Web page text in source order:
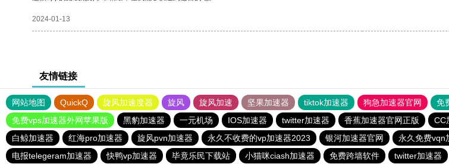
2024-01-13
友情链接
网站地图 QuickQ 旋风加速度器 旋风 旋风加速 坚果加速器 tiktok加速器 狗急加速器官网 免
免费vps加速器外网苹果版
黑豹加速器 一元机场 IOS加速器 twitter加速器 香蕉加速器官网正版 CC
白鲸加速器
红海pro加速器 旋风pvn加速器 永久不收费的vp加速器2023 银河加速器官网 永久免费vqn
电报telegeram加速器
快鸭vp加速器 毕竟乐民下载站 小猫咪ciash加速器 免费跨墙软件 twitter加速器